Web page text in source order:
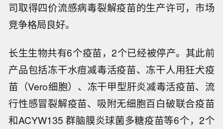
司取得四价流感病毒裂解疫苗的生产许可，市场
竞争格局良好。
长生生物共有6个疫苗，2个已经被停产。其此前
产品包括冻干水痘减毒活疫苗、冻干人用狂犬疫
苗（Vero细胞）、冻干甲型肝炎减毒活疫苗、流
行性感冒裂解疫苗、吸附无细胞百白破联合疫苗
和ACYW135 群脑膜炎球菌多糖疫苗等6个，2个